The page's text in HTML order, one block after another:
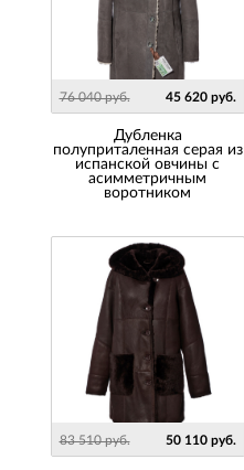
76 040 руб. 45 620 руб.
Дубленка
полуприталенная серая из
испанской овчины с
асимметричным
воротником
83 510 руб. 50 110 руб.